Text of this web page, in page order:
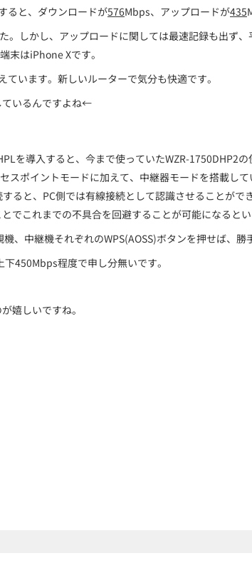
ると、ダウンロードが576Mbps、アップロードが435
しかし、アップロードに関しては最速記録も出ず
末はiPhone Xです。
います。新しいルーターで気分も快適です。
ているんですよね←
を導入すると、今まで使っていたWZR-1750DHP2
ポイントモードに加えて、中継器モードを搭載し
ると、PC側では有線接続として認識させることが
これまでの不具合を回避することが可能になるとい
中継機それぞれのWPS(AOSS)ボタンを押せば、勝
450Mbps程度で申し分無いです。
嬉しいですね。